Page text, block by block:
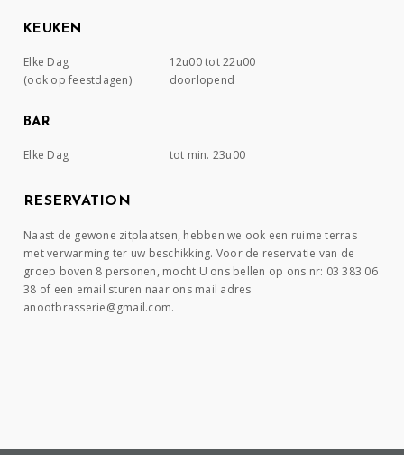
KEUKEN
Elke Dag
12u00 tot 22u00
(ook op feestdagen)
doorlopend
BAR
Elke Dag tot min. 23u00
RESERVATION
Naast de gewone zitplaatsen, hebben we ook een ruime terras
met verwarming ter uw beschikking. Voor de reservatie van de
groep boven 8 personen, mocht U ons bellen op ons nr: 03 383 06
38 of een email sturen naar ons mail adres
anootbrasserie@gmail.com.